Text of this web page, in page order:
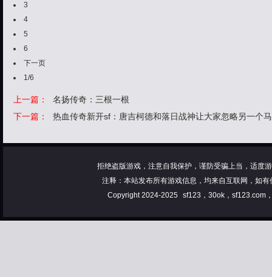
3
4
5
6
下一页
1/6
上一篇：
名扬传奇：三根一根
下一篇：
热血传奇新开sf：唐吉柯德和落日战神让大家忽略另一个
拒绝盗版游戏，注意自我保护，谨防受骗上当，适度
注释：本站发布所有游戏信息，均来自互联网，如
Copyright 2024-2025
sf123，30ok，sf123.com